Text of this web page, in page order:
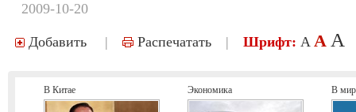
2009-10-20
Добавить | Распечатать | Шрифт: A A A
В Китае Экономика В